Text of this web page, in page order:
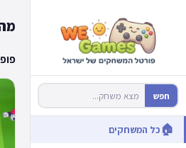
חפש
🏠 כל המשחקים